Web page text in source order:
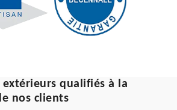
extérieurs qualifiés à la
nos clients